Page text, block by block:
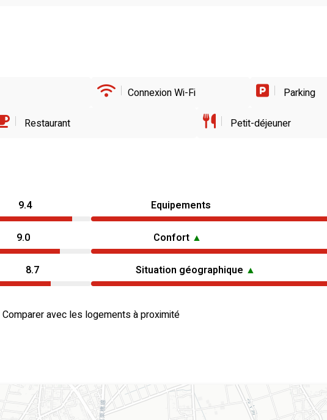
Connexion Wi-Fi Parking
Restaurant Petit-déjeuner
9.4 Equipements
9.0 Confort ▲
8.7 Situation géographique ▲
Comparer avec les logements à proximité